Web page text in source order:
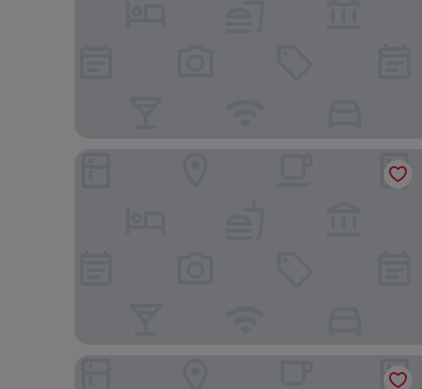
Wyndham Grand Bangsar Kuala Lumpur